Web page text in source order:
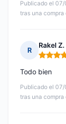
Publicado el
tras una
R
Rakel Z.
Nota: 5
Publicado el
tras una
Todo bien